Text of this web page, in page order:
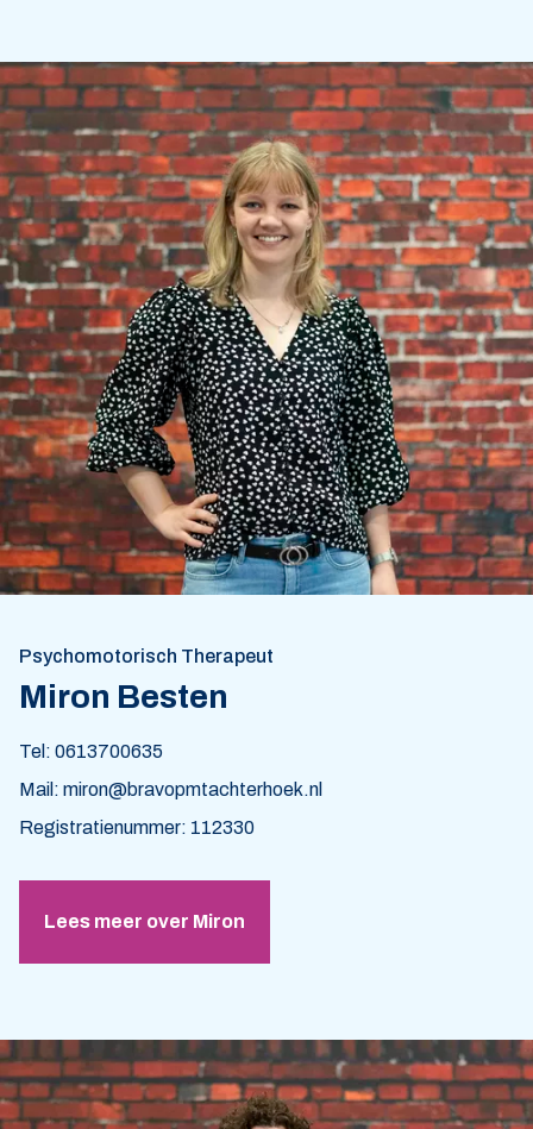
Psychomotorisch Therapeut
Miron Besten
Tel: 0613700635
Mail: miron@bravopmtachterhoek.nl
Registratienummer: 112330
Lees meer over Miron